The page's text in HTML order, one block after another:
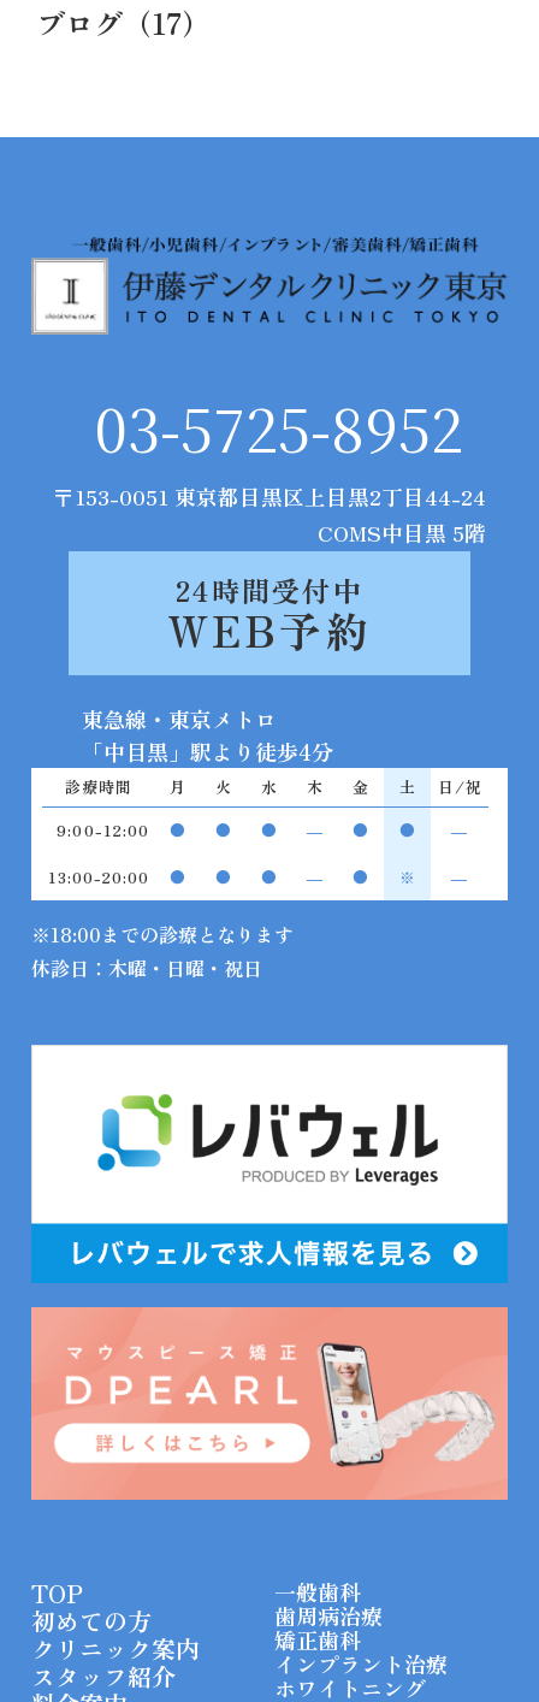
ブログ（17）
03-5725-8952
〒153-0051 東京都目黒区上目黒2丁目44-24
COMS中目黒 5階
24時間受付中
WEB予約
東急線・東京メトロ
診療時間 月 火 水 木 金 土
日/祝
9:00-12:00
● ● ● ― ● ● ―
13:00-20:00 ● ● ● ― ● ※ ―
※18:00までの診療となります
TOP
初めての方
クリニック案内
スタッフ紹介
一般歯科
歯周病治療
矯正歯科
インプラント治療
ホワイトニング